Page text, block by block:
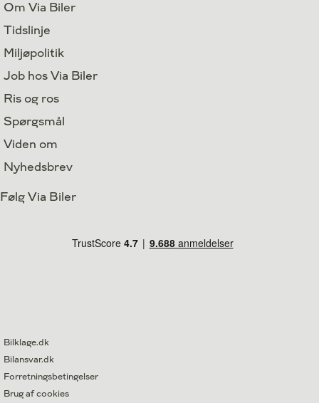
Om Via Biler
Tidslinje
Miljøpolitik
Job hos Via Biler
Ris og ros
Spørgsmål
Viden om
Nyhedsbrev
Følg Via Biler
Bilklage.dk
Bilansvar.dk
Forretningsbetingelser
Brug af cookies